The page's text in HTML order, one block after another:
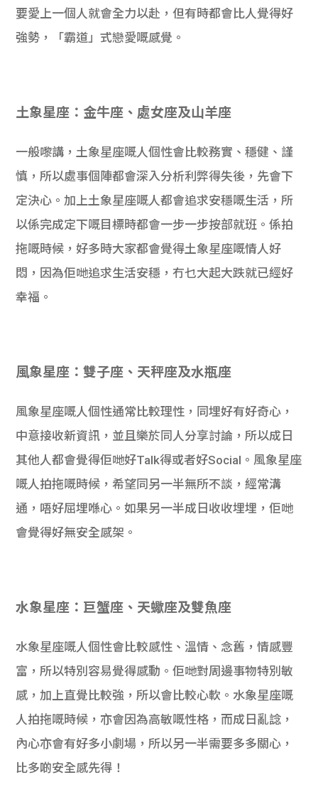
要愛上一個人就會全力以赴，但有時都會比人覺得好
強勢，「霸道」式戀愛嘅感覺。
土象星座：金牛座、處女座及山羊座
一般嚟講，土象星座嘅人個性會比較務實、穩健、謹
慎，所以處事個陣都會深入分析利弊得失後，先會下
定決心。加上土象星座嘅人都會追求安穩嘅生活，所
以係完成定下嘅目標時都會一步一步按部就班。係拍
拖嘅時候，好多時大家都會覺得土象星座嘅情人好
悶，因為佢哋追求生活安穩，冇乜大起大跌就已經好
幸福。
風象星座：雙子座、天秤座及水瓶座
風象星座嘅人個性通常比較理性，同埋好有好奇心，
中意接收新資訊，並且樂於同人分享討論，所以成日
其他人都會覺得佢哋好Talk得或者好Social。風象星座
嘅人拍拖嘅時候，希望同另一半無所不談，經常溝
通，唔好屈埋喺心。如果另一半成日收收埋埋，佢哋
會覺得好無安全感架。
水象星座：巨蟹座、天蠍座及雙魚座
水象星座嘅人個性會比較感性、溫情、念舊，情感豐
富，所以特別容易覺得感動。佢哋對周邊事物特別敏
感，加上直覺比較強，所以會比較心軟。水象星座嘅
人拍拖嘅時候，亦會因為高敏嘅性格，而成日亂諗，
內心亦會有好多小劇場，所以另一半需要多多關心，
比多啲安全感先得！